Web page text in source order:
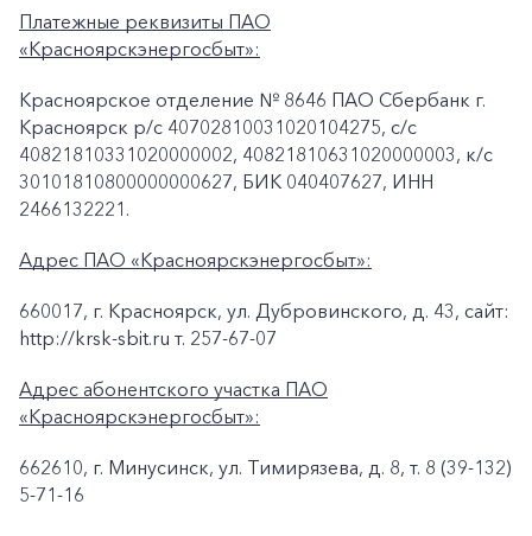
Платежные реквизиты ПАО
«Красноярскэнергосбыт»:
Красноярское отделение № 8646 ПАО Сбербанк г.
Красноярск p/c 40702810031020104275, с/с
40821810331020000002, 40821810631020000003, к/c
30101810800000000627, БИК 040407627, ИНН
2466132221.
Адрес ПАО «Красноярскэнергосбыт»:
660017, г. Красноярск, ул. Дубровинского, д. 43, сайт:
http://krsk-sbit.ru т. 257-67-07
Адрес абонентского участка ПАО
«Красноярскэнергосбыт»:
662610, г. Минусинск, ул. Тимирязева, д. 8, т. 8 (39-132)
5-71-16